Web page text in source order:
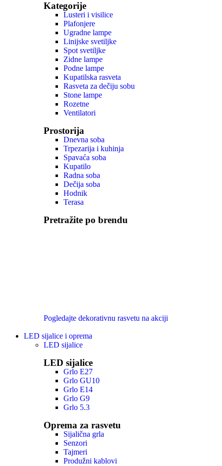
Kategorije
Lusteri i visilice
Plafonjere
Ugradne lampe
Linijske svetiljke
Spot svetiljke
Zidne lampe
Podne lampe
Kupatilska rasveta
Rasveta za dečiju sobu
Stone lampe
Rozetne
Ventilatori
Prostorija
Dnevna soba
Trpezarija i kuhinja
Spavaća soba
Kupatilo
Radna soba
Dečija soba
Hodnik
Terasa
Pretražite po brendu
Pogledajte dekorativnu rasvetu na akciji
LED sijalice i oprema
LED sijalice
LED sijalice
Grlo E27
Grlo GU10
Grlo E14
Grlo G9
Grlo 5.3
Oprema za rasvetu
Sijalična grla
Senzori
Tajmeri
Produžni kablovi